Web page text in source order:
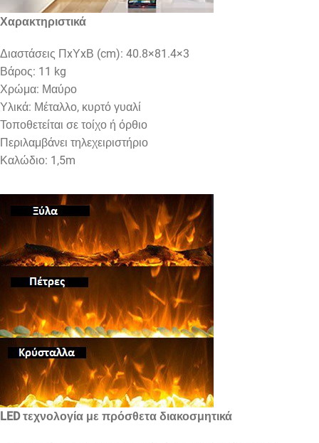
Χαρακτηριστικά
Διαστάσεις ΠxΥxΒ (cm): 40.8×81.4×3
Βάρος: 11 kg
Χρώμα: Μαύρο
Υλικά: Μέταλλο, κυρτό γυαλί
Τοποθετείται σε τοίχο ή όρθιο
Περιλαμβάνει τηλεχειριστήριο
Καλώδιο: 1,5m
LED τεχνολογία με πρόσθετα διακοσμητικά